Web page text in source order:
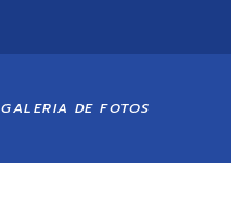
GALERIA DE FOTOS